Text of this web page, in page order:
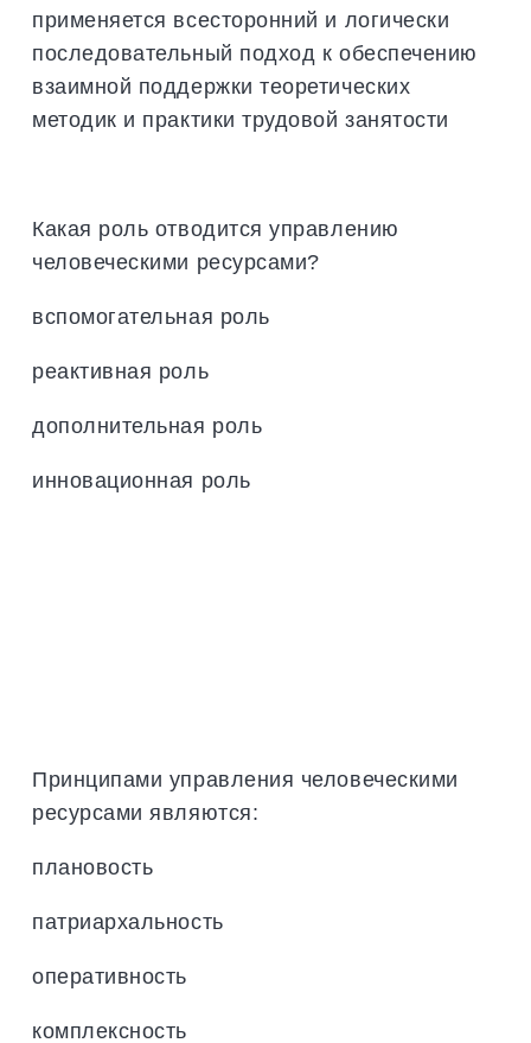
применяется всесторонний и логически
последовательный подход к обеспечению
взаимной поддержки теоретических
методик и практики трудовой занятости
Какая роль отводится управлению
человеческими ресурсами?
вспомогательная роль
реактивная роль
дополнительная роль
инновационная роль
Принципами управления человеческими
ресурсами являются:
плановость
патриархальность
оперативность
комплексность